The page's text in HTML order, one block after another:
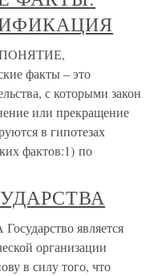
факты – это
с которыми закон
или прекращение
в гипотезах
фактов:1) по
является
организации
в силу того, что